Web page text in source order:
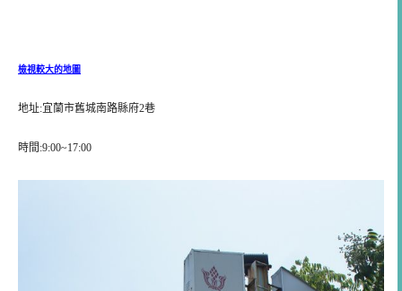
檢視較大的地圖
地址:宜蘭市舊城南路縣府2巷
時間:9:00~17:00